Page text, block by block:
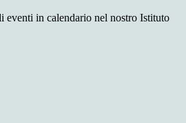
eventi in calendario nel nostro Istituto